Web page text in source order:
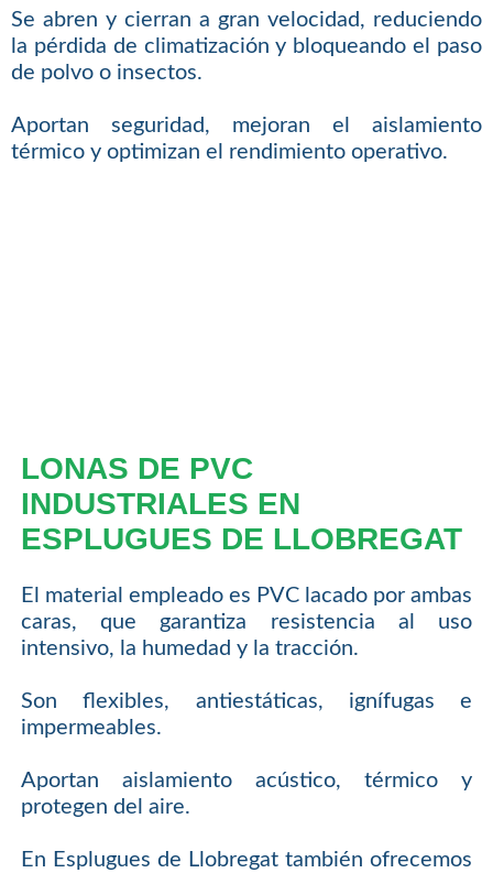
Se abren y cierran a gran velocidad, reduciendo
la pérdida de climatización y bloqueando el paso
de polvo o insectos.
Aportan seguridad, mejoran el aislamiento
térmico y optimizan el rendimiento operativo.
LONAS DE PVC
INDUSTRIALES EN
ESPLUGUES DE LLOBREGAT
El material empleado es PVC lacado por ambas
caras, que garantiza resistencia al uso
intensivo, la humedad y la tracción.
Son flexibles, antiestáticas, ignífugas e
impermeables.
Aportan aislamiento acústico, térmico y
protegen del aire.
En Esplugues de Llobregat también ofrecemos